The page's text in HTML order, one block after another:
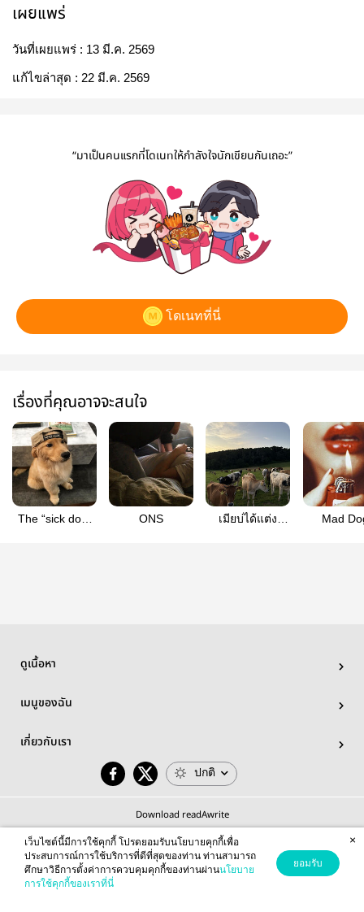
เผยแพร่
วันที่เผยแพร่ : 13 มี.ค. 2569
แก้ไขล่าสุด : 22 มี.ค. 2569
“มาเป็นคนแรกที่โดเนทให้กำลังใจนักเขียนกันเถอะ”
โดเนทที่นี่
เรื่องที่คุณอาจจะสนใจ
The “sick dog”
ONS
เมียบ่ได้แต่ง
Mad
ดูเนื้อหา
เมนูของฉัน
เกี่ยวกับเรา
ปกติ
Download readAwrite
© 2026 readAwrite.com by MEB Corporation Public Company Limited
This site is protected by reCAPTCHA and the Google
เว็บไซต์นี้มีการใช้คุกกี้ โปรดยอมรับนโยบายคุกกี้เพื่อ
ประสบการณ์การใช้บริการที่ดีที่สุดของท่าน ท่านสามารถ
ศึกษาวิธีการตั้งค่าการควบคุมคุกกี้ของท่านผ่านนโยบาย
การใช้คุกกี้ของเราที่นี่
ยอมรับ
×